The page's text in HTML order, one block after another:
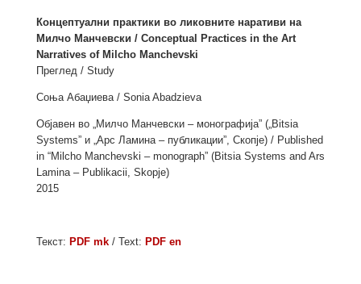
Концептуални практики во ликовните наративи на
Милчо Манчевски / Conceptual Practices in the Art
Narratives of Milcho Manchevski
Преглед / Study
Соња Абаџиева / Sonia Abadzieva
Објавен во „Милчо Манчевски – монографија” („Bitsia
Systems” и „Арс Ламина – публикации”, Скопје) / Published
in “Milcho Manchevski – monograph” (Bitsia Systems and Ars
Lamina – Publikacii, Skopje)
2015
Текст: PDF mk/ Text: PDF en